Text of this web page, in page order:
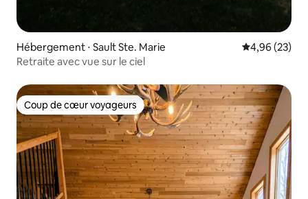
Hébergement ⋅ Sault Ste. Marie Évaluation
4,96 (23)
Retraite avec vue sur le ciel
Coup de cœur voyageurs
Coup de cœur voyageurs